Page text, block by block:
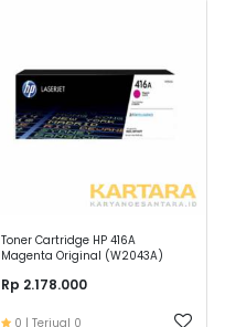
Toner Cartridge HP 416A
Magenta Original (W2043A)
Rp 2.178.000
0 | Terjual 0